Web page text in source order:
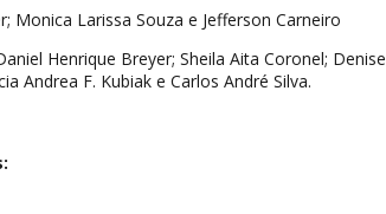
Monica Larissa Souza e Jefferson Carneiro
Henrique Breyer; Sheila Aita Coronel; Denise
Andrea F. Kubiak e Carlos André Silva.